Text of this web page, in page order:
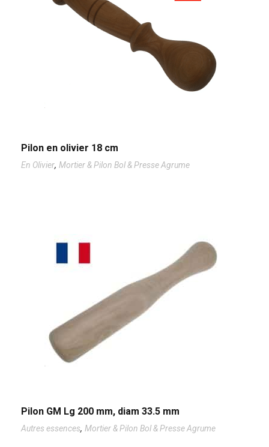
Pilon en olivier 18 cm
En Olivier, Mortier & Pilon Bol & Presse Agrume
Pilon GM Lg 200 mm, diam 33.5 mm
Autres essences, Mortier & Pilon Bol & Presse Agrume